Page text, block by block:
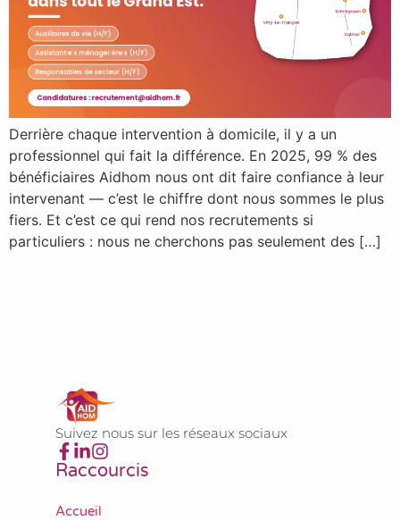
Derrière chaque intervention à domicile, il y a un
professionnel qui fait la différence. En 2025, 99 % des
bénéficiaires Aidhom nous ont dit faire confiance à leur
intervenant — c’est le chiffre dont nous sommes le plus
fiers. Et c’est ce qui rend nos recrutements si
particuliers : nous ne cherchons pas seulement des […]
Suivez nous sur les réseaux sociaux
Raccourcis
Accueil